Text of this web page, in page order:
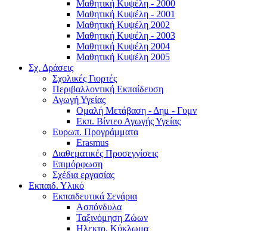
Μαθητική Κυψέλη - 2000
Μαθητική Κυψέλη - 2001
Μαθητική Κυψέλη 2002
Μαθητική Κυψέλη - 2003
Μαθητική Κυψέλη 2004
Μαθητική Κυψέλη 2005
Σχ. Δράσεις
Σχολικές Γιορτές
Περιβαλλοντική Εκπαίδευση
Αγωγή Υγείας
Ομαλή Μετάβαση - Δημ - Γυμν
Εκπ. Βίντεο Αγωγής Υγείας
Ευρωπ. Προγράμματα
Erasmus
Διαθεματικές Προσεγγίσεις
Επιμόρφωση
Σχέδια εργασίας
Εκπαιδ. Υλικό
Εκπαιδευτικά Σενάρια
Ασπόνδυλα
Ταξινόμηση Ζώων
Ηλεκτρ. Κύκλωμα